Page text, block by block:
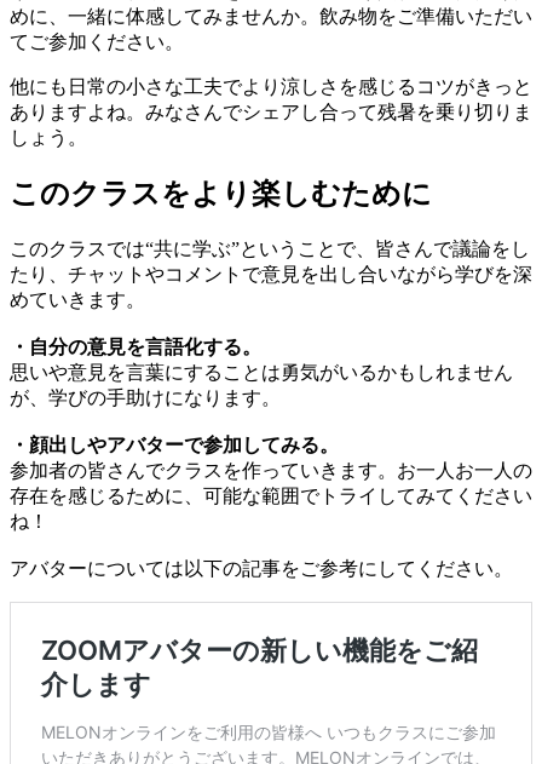
めに、一緒に体感してみませんか。飲み物をご準備いただい
てご参加ください。
他にも日常の小さな工夫でより涼しさを感じるコツがきっと
ありますよね。みなさんでシェアし合って残暑を乗り切りま
しょう。
このクラスをより楽しむために
このクラスでは“共に学ぶ”ということで、皆さんで議論をし
たり、チャットやコメントで意見を出し合いながら学びを深
めていきます。
・自分の意見を言語化する。
思いや意見を言葉にすることは勇気がいるかもしれません
が、学びの手助けになります。
・顔出しやアバターで参加してみる。
参加者の皆さんでクラスを作っていきます。お一人お一人の
存在を感じるために、可能な範囲でトライしてみてください
ね！
アバターについては以下の記事をご参考にしてください。